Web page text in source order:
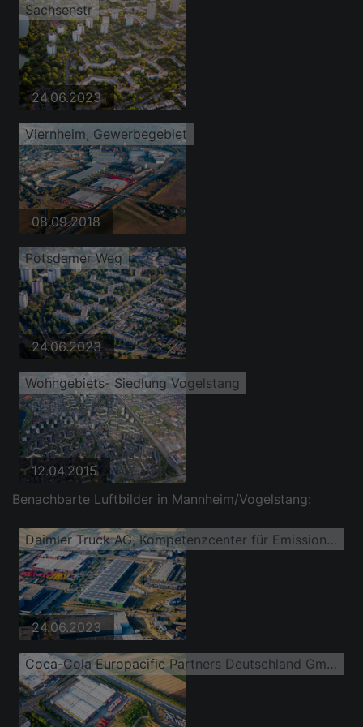
Sachsenstr
24.06.2023
Viernheim, Gewerbegebiet
08.09.2018
Potsdamer Weg
24.06.2023
Wohngebiets- Siedlung Vogelstang
12.04.2015
Benachbarte Luftbilder in Mannheim/Vogelstang:
Daimler Truck AG, Kompetenzcenter für Emissionsfreie Mobilität und Seifert Automotive Logistics GmbH
24.06.2023
Coca-Cola Europacific Partners Deutschland GmbH, Standort Mannheim